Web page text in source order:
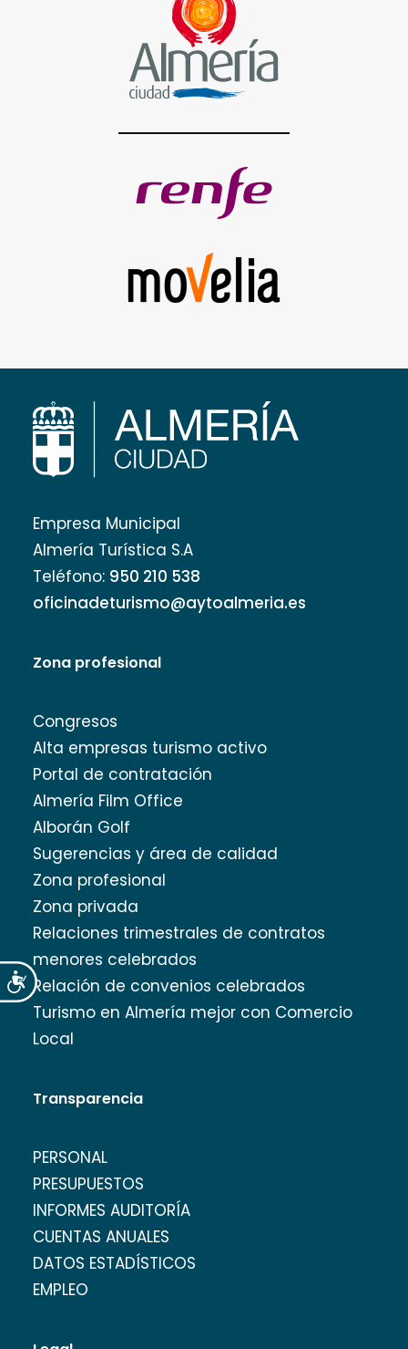
Accesibilidad
Empresa Municipal
Almería Turística S.A
Teléfono: 950 210 538
oficinadeturismo@aytoalmeria.es
Zona profesional
Congresos
Alta empresas turismo activo
Portal de contratación
Almería Film Office
Alborán Golf
Sugerencias y área de calidad
Zona profesional
Zona privada
Relaciones trimestrales de contratos
menores celebrados
Relación de convenios celebrados
Turismo en Almería mejor con Comercio
Local
Transparencia
PERSONAL
PRESUPUESTOS
INFORMES AUDITORÍA
CUENTAS ANUALES
DATOS ESTADÍSTICOS
EMPLEO